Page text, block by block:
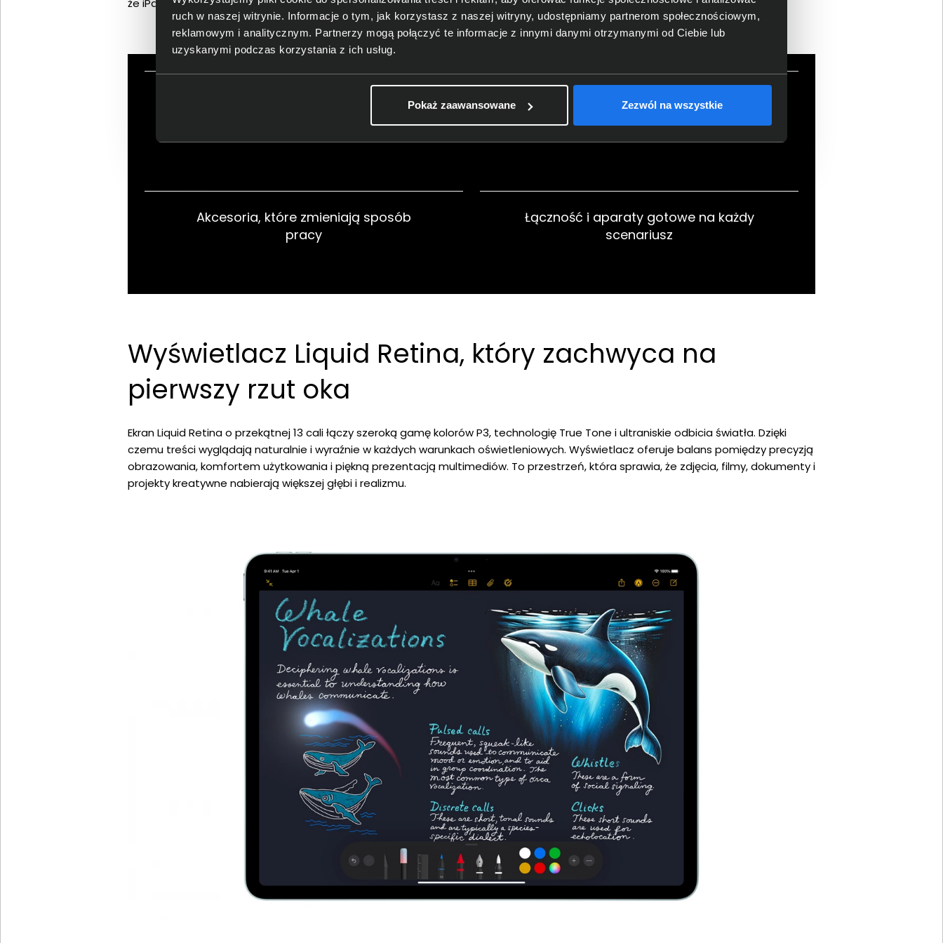
ruch w naszej witrynie. Informacje o tym, jak korzystasz z naszej witryny, udostępniamy partnerom społecznościowym,
reklamowym i analitycznym. Partnerzy mogą połączyć te informacje z innymi danymi otrzymanymi od Ciebie lub
uzyskanymi podczas korzystania z ich usług.
Pokaż zaawansowane Zezwól na wszystkie
że iPad Air jest gotowy na długie godziny nauki, pracy i rozrywki bez przerw.
iPadOS 26. Więcej możliwości w
codziennym rytmie
Akcesoria, które zmieniają sposób
pracy
Łączność i aparaty gotowe na każdy
scenariusz
Wyświetlacz Liquid Retina, który zachwyca na
pierwszy rzut oka
Ekran Liquid Retina o przekątnej 13 cali łączy szeroką gamę kolorów P3, technologię True Tone i ultraniskie odbicia światła. Dzięki
czemu treści wyglądają naturalnie i wyraźnie w każdych warunkach oświetleniowych. Wyświetlacz oferuje balans pomiędzy precyzją
obrazowania, komfortem użytkowania i piękną prezentacją multimediów. To przestrzeń, która sprawia, że zdjęcia, filmy, dokumenty i
projekty kreatywne nabierają większej głębi i realizmu.